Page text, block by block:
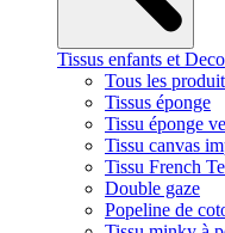
Tissus enfants et Deco
Tous les
Tissus éponge
Tissu éponge
Tissu canvas
Tissu French
Double gaze
Popeline de